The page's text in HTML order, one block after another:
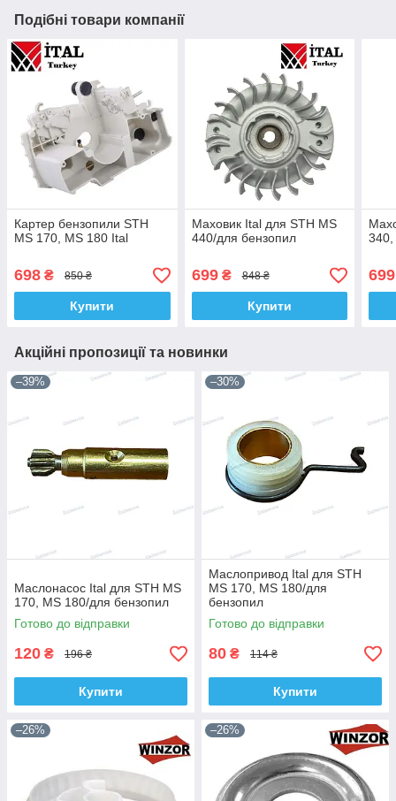
Подібні товари компанії
Картер бензопили STH
MS 170, MS 180 Ital
698 ₴ 850 ₴
Купити
Маховик Ital для STH MS
440/для бензопил
699₴ 848 ₴
Купити
340,
699
Акційні пропозиції та новинки
–39%
Маслонасос Ital для STH MS
170, MS 180/для бензопил
Готово до відправки
120 ₴ 196 ₴
Купити
–30%
Маслопривод Ital для STH
MS 170, MS 180/для
бензопил
Готово до відправки
80 ₴ 114 ₴
Купити
–26% –26%